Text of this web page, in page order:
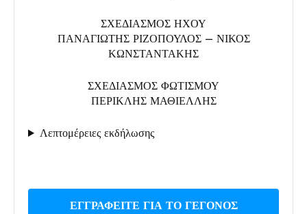
ΣΧΕΔΙΑΣΜΟΣ ΗΧΟΥ
ΠΑΝΑΓΙΩΤΗΣ ΡΙΖΟΠΟΥΛΟΣ – ΝΙΚΟΣ
ΚΩΝΣΤΑΝΤΑΚΗΣ
ΣΧΕΔΙΑΣΜΟΣ ΦΩΤΙΣΜΟΥ
ΠΕΡΙΚΛΗΣ ΜΑΘΙΕΛΛΗΣ
Λεπτομέρειες εκδήλωσης
ΕΓΓΡΑΦΕΊΤΕ ΓΙΑ ΤΟ ΓΕΓΟΝΌΣ